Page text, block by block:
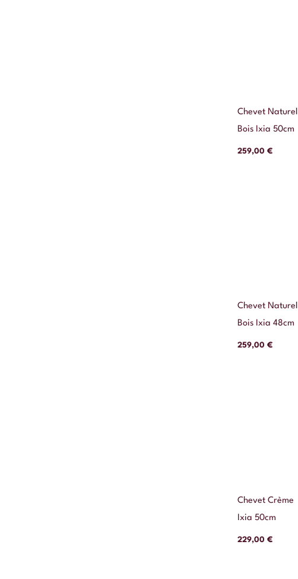
Chevet Naturel
Bois Ixia 50cm
259,00 €
Chevet Naturel
Bois Ixia 48cm
259,00 €
Chevet Crème
Ixia 50cm
229,00 €